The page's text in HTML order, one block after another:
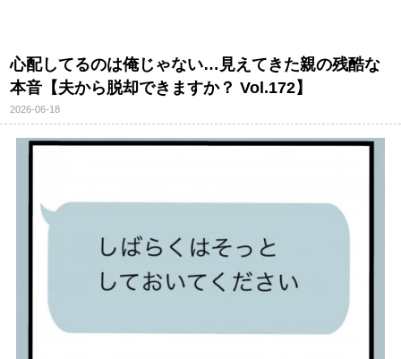
心配してるのは俺じゃない…見えてきた親の残酷な
本音【夫から脱却できますか？ Vol.172】
2026-06-18